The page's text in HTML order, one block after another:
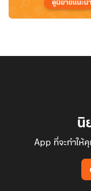
นิ
App ที่จะทำให้